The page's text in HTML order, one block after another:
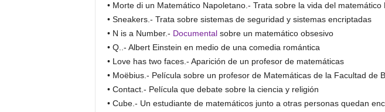
• Morte di un Matemático Napoletano.- Trata sobre la vida del matemático
• Sneakers.- Trata sobre sistemas de seguridad y sistemas encriptadas
• N is a Number.- Documentalsobre un matemático obsesivo
• Q..- Albert Einstein en medio de una comedia romántica
• Love has two faces.- Aparición de un profesor de matemáticas
• Moëbius.- Película sobre un profesor de Matemáticas de la Facultad de
• Contact.- Película que debate sobre la ciencia y religión
• Cube.- Un estudiante de matemáticos junto a otras personas quedan